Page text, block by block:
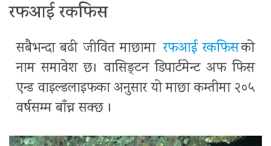
रफआई रकफिस
सबैभन्दा बढी जीवित माछामा रफआई रकफिसको
नाम समावेश छ। वासिङ्टन डिपार्टमेन्ट अफ फिस
एन्ड वाइल्डलाइफका अनुसार यो माछा कम्तीमा २०५
वर्षसम्म बाँच्न सक्छ ।